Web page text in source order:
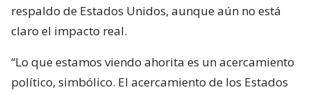
respaldo de Estados Unidos, aunque aún no está
claro el impacto real.
“Lo que estamos viendo ahorita es un acercamiento
político, simbólico. El acercamiento de los Estados